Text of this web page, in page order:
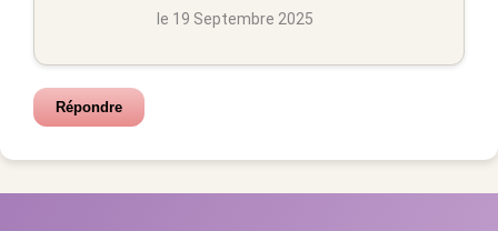
le 19 Septembre 2025
Répondre